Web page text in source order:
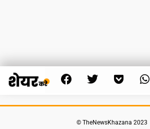
© TheNewsKhazana 2023